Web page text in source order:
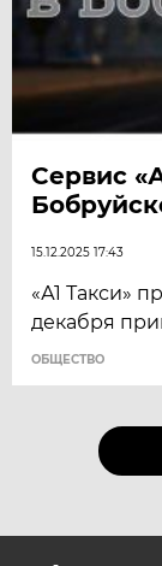
Сервис
15.12.2025 17:43
«А1 Такси»
декабря
ОБЩЕСТВО